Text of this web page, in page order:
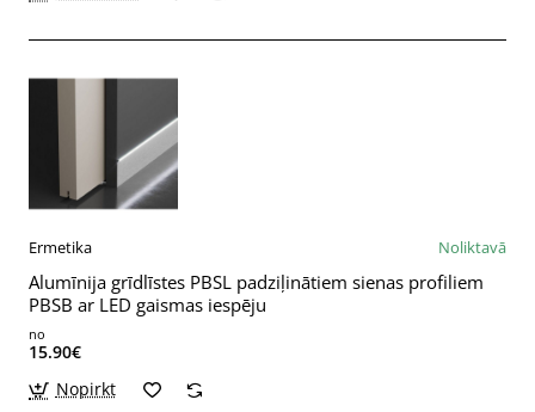
Ermetika Noliktavā
Alumīnija grīdlīstes PBSL padziļinātiem sienas profiliem
PBSB ar LED gaismas iespēju
no
15.90€
Nopirkt